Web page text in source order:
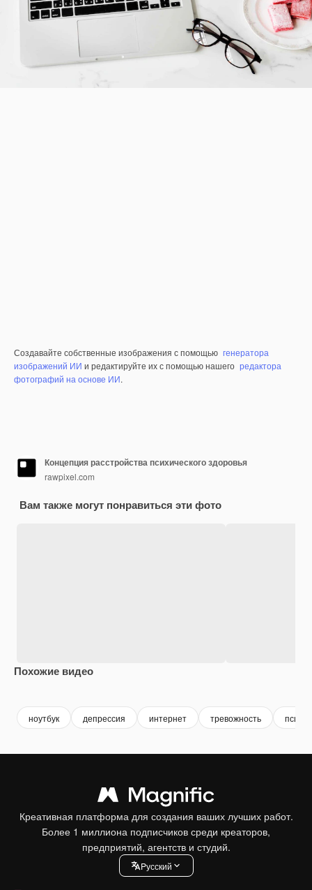
Создавайте собственные изображения с помощью генератора
изображений ИИ и редактируйте их с помощью нашего редактора
фотографий на основе ИИ.
Концепция расстройства психического здоровья
rawpixel.com
Вам также могут понравиться эти фото
Похожие видео
ноутбук депрессия интернет тревожность
Креативная платформа для создания ваших лучших работ.
Более 1 миллиона подписчиков среди креаторов,
предприятий, агентств и студий.
Pусский